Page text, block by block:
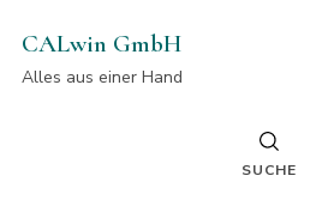
CALwin GmbH
Alles aus einer Hand
SUCHE